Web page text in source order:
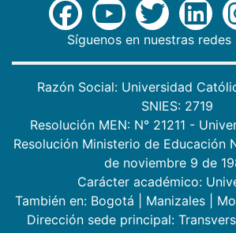
Síguenos en nuestras redes
Razón Social: Universidad
SNIES: 2719
Resolución MEN: N° 21211 -
Resolución Ministerio de Educación
de noviembre 9 de
Carácter académico:
También en: Bogotá Manizales
Dirección sede principal: